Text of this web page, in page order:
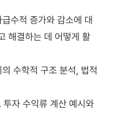
수적 증가와 감소에 대
해결하는 데 어떻게 활
수학적 구조 분석, 법적
자 수익류 계산 예시와